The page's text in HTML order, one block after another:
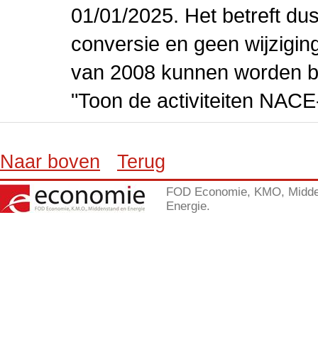
01/01/2025. Het betreft
conversie en geen
van 2008 kunnen worden
"Toon de activiteiten
Naar boven Terug
FOD Economie, KMO,
Energie.